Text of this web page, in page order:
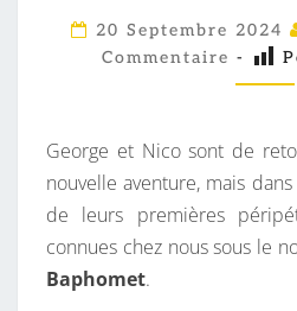
R
G
E
T
N
I
C
20 Septembre 2024
Commentaire -
George et Nico sont de
nouvelle aventure, mais
de leurs premières
connues chez nous sous le
Baphomet.